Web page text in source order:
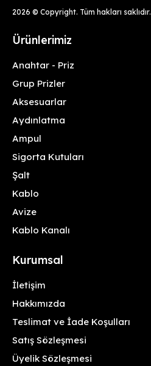
2026 © Copyright. Tüm hakları saklıdır.
Ürünlerimiz
Anahtar - Priz
Grup Prizler
Aksesuarlar
Aydınlatma
Ampul
Sigorta Kutuları
Şalt
Kablo
Avize
Kablo Kanalı
Kurumsal
İletişim
Hakkımızda
Teslimat ve İade Koşulları
Satış Sözleşmesi
Üyelik Sözleşmesi